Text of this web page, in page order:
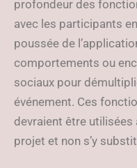
profondeur des
avec les participants
poussée de
comportements ou
sociaux pour
événement. Ces
devraient être
projet et non s’y